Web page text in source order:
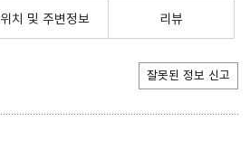
위치 및 주변정보 리뷰
잘못된 정보 신고